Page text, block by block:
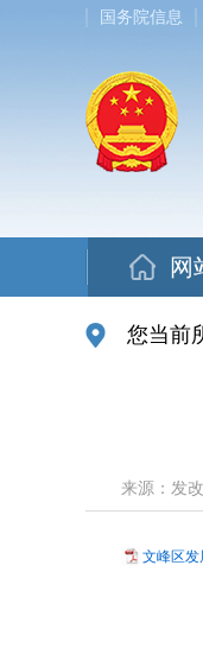
国务院信息
网
您当前
来源：发
文峰区发